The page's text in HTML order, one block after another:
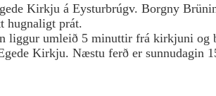
Kirkju á Eysturbrúgv. Borgny
hugnaligt prát.
liggur umleið 5 minuttir frá kirkjuni og
Kirkju. Næstu ferð er sunnudagin